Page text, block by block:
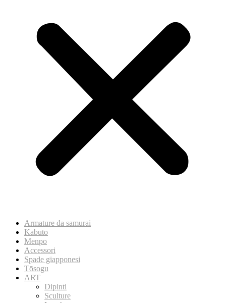
Armature da samurai
Kabuto
Menpo
Accessori
Spade giapponesi
Tōsogu
ART
Dipinti
Sculture